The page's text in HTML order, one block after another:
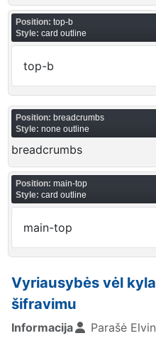
Position: top-b
Style: card outline
top-b
Position: breadcrumbs
Style: none outline
breadcrumbs
Position: main-top
Style: card outline
main-top
Vyriausybės vėl
šifravimu
Informacija Parašė